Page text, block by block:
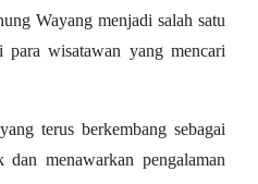
Wayang menjadi salah satu
wisatawan yang mencari
terus berkembang sebagai
menawarkan pengalaman